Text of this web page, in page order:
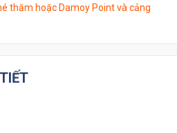
thăm hoặc Damoy Point và cảng